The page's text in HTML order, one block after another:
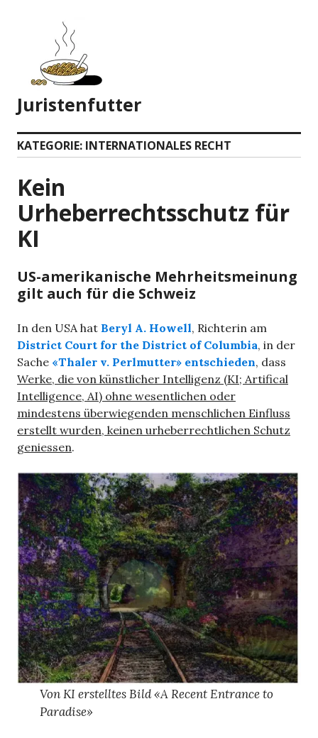
springen
Juristenfutter
KATEGORIE: INTERNATIONALES RECHT
Kein
Urheberrechtsschutz für
KI
US-amerikanische Mehrheitsmeinung
gilt auch für die Schweiz
In den USA hat Beryl A. Howell, Richterin am
District Court for the District of Columbia, in der
Sache «Thaler v. Perlmutter» entschieden, dass
Werke, die von künstlicher Intelligenz (KI; Artifical
Intelligence, AI) ohne wesentlichen oder
mindestens überwiegenden menschlichen Einfluss
erstellt wurden, keinen urheberrechtlichen Schutz
geniessen.
Von KI erstelltes Bild «A Recent Entrance to
Paradise»